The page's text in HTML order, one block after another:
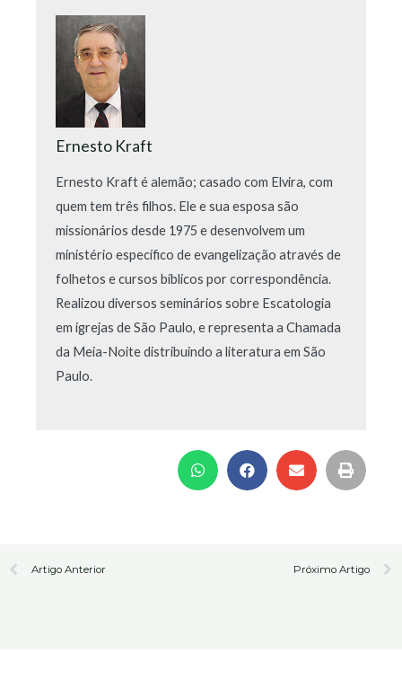
Ernesto Kraft
Ernesto Kraft é alemão; casado com Elvira, com
quem tem três filhos. Ele e sua esposa são
missionários desde 1975 e desenvolvem um
ministério específico de evangelização através de
folhetos e cursos bíblicos por correspondência.
Realizou diversos seminários sobre Escatologia
em igrejas de São Paulo, e representa a Chamada
da Meia-Noite distribuindo a literatura em São
Paulo.
Prev
Artigo Anterior Próximo Artigo